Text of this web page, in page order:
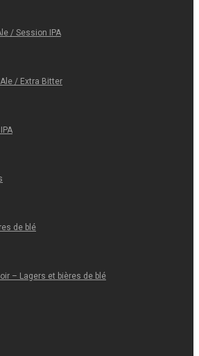
/ Session IPA
/ Extra Bitter
de blé
– Lagers et bières de blé